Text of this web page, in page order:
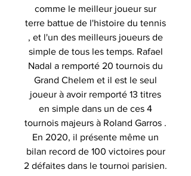
comme le meilleur joueur sur
terre battue de l'histoire du tennis
, et l'un des meilleurs joueurs de
simple de tous les temps. Rafael
Nadal a remporté 20 tournois du
Grand Chelem et il est le seul
joueur à avoir remporté 13 titres
en simple dans un de ces 4
tournois majeurs à Roland Garros .
En 2020, il présente même un
bilan record de 100 victoires pour
2 défaites dans le tournoi parisien.